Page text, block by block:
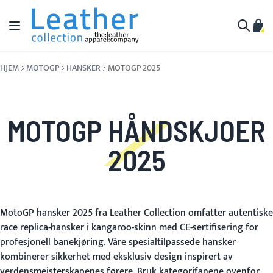
Hopp til innhold
Toggle Nav
Min
HJEM MOTOGP HANSKER MOTOGP 2025
MOTOGP HÅNDSKJOER
2025
MotoGP hansker 2025 fra Leather Collection omfatter autentiske
race replica-hansker i kangaroo-skinn med CE-sertifisering for
profesjonell banekjøring. Våre spesialtilpassede hansker
kombinerer sikkerhet med eksklusiv design inspirert av